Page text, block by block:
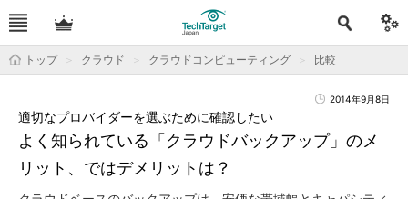
トップ クラウド クラウドコンピューティング 比較
2014年9月8日
よく知られている「クラウドバックアップ」のメ
リット、ではデメリットは？
適切なプロバイダーを選ぶために確認したい